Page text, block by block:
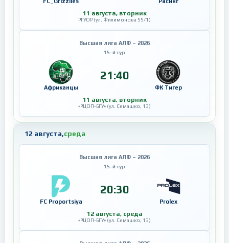
11 августа, вторник
РГУОР (ул. Филимонова 55/1)
Высшая лига АЛФ – 2026
15-й тур
Африканцы
21:40
ФК Тигер
11 августа, вторник
«РЦОП-БГУ» (ул. Семашко, 13)
12 августа,среда
Высшая лига АЛФ – 2026
15-й тур
FC Proportsiya
20:30
Prolex
12 августа, среда
«РЦОП-БГУ» (ул. Семашко, 13)